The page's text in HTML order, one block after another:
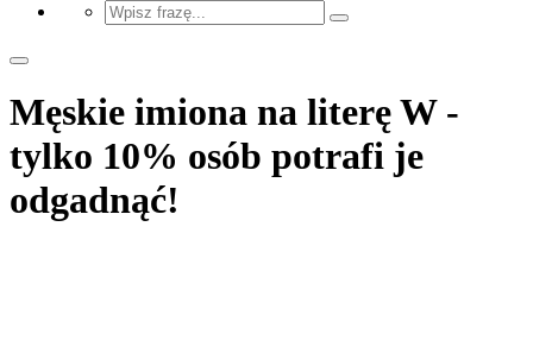
Męskie imiona na literę W -
tylko 10% osób potrafi je
odgadnąć!